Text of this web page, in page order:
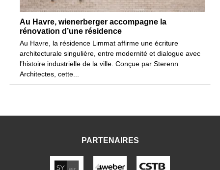
Au Havre, wienerberger accompagne la
rénovation d’une résidence
Au Havre, la résidence Limmat affirme une écriture
architecturale singulière, entre modernité et dialogue avec
l’histoire industrielle de la ville. Conçue par Sterenn
Architectes, cette...
PARTENAIRES